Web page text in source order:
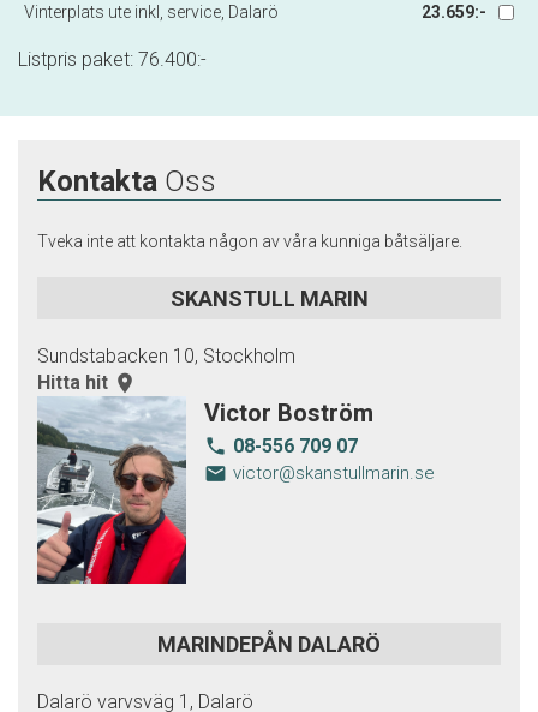
Vinterplats ute inkl, service, Dalarö
23.659:-
Listpris paket: 76.400:-
Kontakta Oss
Tveka inte att kontakta någon av våra kunniga båtsäljare.
SKANSTULL MARIN
Sundstabacken 10, Stockholm
Hitta hit room
Victor Boström
local_phone 08-556 709 07
email victor@skanstullmarin.se
MARINDEPÅN DALARÖ
Dalarö varvsväg 1, Dalarö